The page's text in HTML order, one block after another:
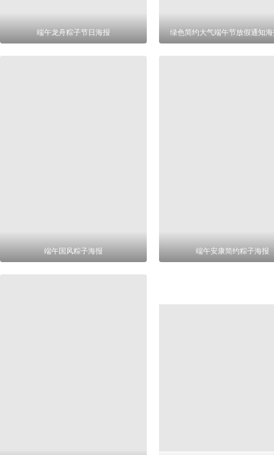
端午龙舟粽子节日海报 绿色简约大气端午节放假通知
端午国风粽子海报 端午安康简约粽子海报